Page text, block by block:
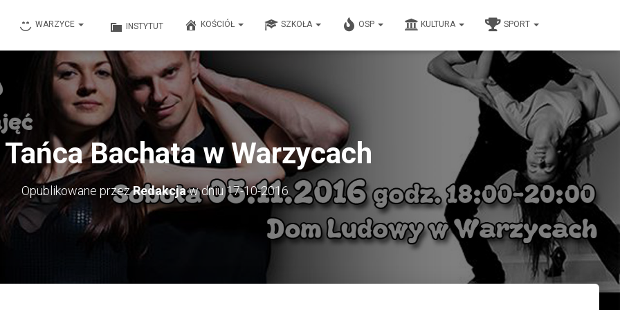
WARZYCE INSTYTUT KOŚCIÓŁ SZKOŁA OSP KULTURA SPORT
Bachata w Warzycach
Opublikowane przezRedakcjaw dniu17-10-2016